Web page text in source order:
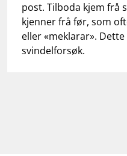
post. Tilboda kjem frå
kjenner frå før, som
eller «meklarar».
svindelforsøk.